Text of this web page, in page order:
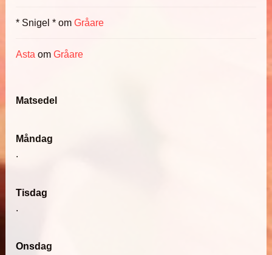
* Snigel * omGråare
Asta omGråare
Matsedel
Måndag
.
Tisdag
.
Onsdag